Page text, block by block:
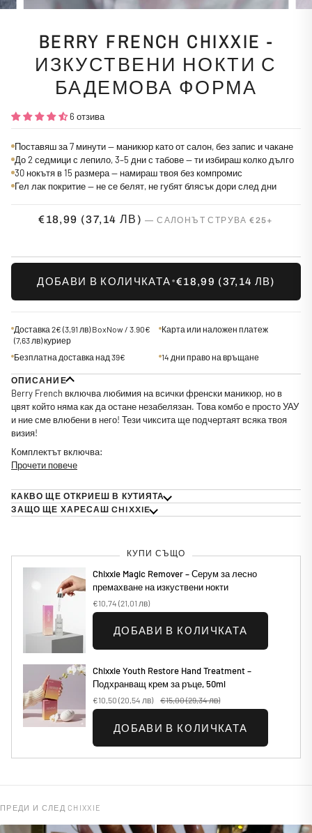
BERRY FRENCH CHIXXIE -
ИЗКУСТВЕНИ НОКТИ С
БАДЕМОВА ФОРМА
6 отзива
Поставяш за 7 минути — маникюр като от салон, без запис и чакане
До 2 седмици с лепило, 3–5 дни с табове — ти избираш колко дълго
30 нокътя в 15 размера — намираш твоя без компромис
Гел лак покритие — не се белят, не губят блясък дори след дни
€18,99 (37,14 ЛВ)
ДОБАВИ В КОЛИЧКАТА•€18,99 (37,14 ЛВ)
Доставка 2€ (3,91 лв)BoxNow / 3.90€
(7,63 лв)куриер
Карта или наложен платеж
Безплатна доставка над 39€ 14 дни право на връщане
ОПИСАНИЕ
Berry French включва любимия на всички френски маникюр, но в
цвят който няма как да остане незабелязан. Това комбо е просто УАУ
и ние сме влюбени в него! Тези чиксита ще подчертаят всяка твоя
визия!
Комплектът включва:
Прочети повече
КАКВО ЩЕ ОТКРИЕШ В КУТИЯТА
ЗАЩО ЩЕ ХАРЕСАШ CHIXXIE
КУПИ СЪЩО
Chixxie Magic Remover – Серум за лесно
премахване на изкуствени нокти
€10,74 (21,01 лв)
ДОБАВИ В КОЛИЧКАТА
Chixxie Youth Restore Hand Treatment –
Подхранващ крем за ръце, 50ml
€10,50 (20,54 лв) €15,00(29,34 лв)
ДОБАВИ В КОЛИЧКАТА
ПРЕДИ И СЛЕД CHIXXIE